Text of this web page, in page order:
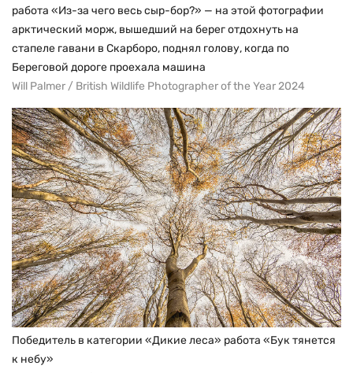
работа «Из-за чего весь сыр-бор?» — на этой фотографии
арктический морж, вышедший на берег отдохнуть на
стапеле гавани в Скарборо, поднял голову, когда по
Береговой дороге проехала машина
Will Palmer / British Wildlife Photographer of the Year 2024
Победитель в категории «Дикие леса» работа «Бук тянется
к небу»